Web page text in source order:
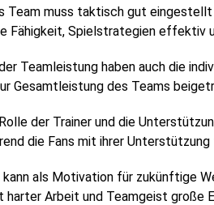
Team muss taktisch gut
Fähigkeit, Spielstrategien effektiv
Teamleistung haben auch die
Gesamtleistung des Teams
der Trainer und die
die Fans mit ihrer
als Motivation für zukünftige
Arbeit und Teamgeist große